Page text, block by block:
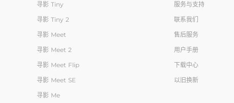
寻影 Tiny
寻影 Tiny 2
寻影 Meet
寻影 Meet 2
寻影 Meet Flip
寻影 Meet SE
寻影 Me
服务与支持
联系我们
售后服务
用户手册
下载中心
以旧换新